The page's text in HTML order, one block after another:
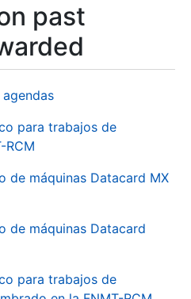
past
para trabajos de
RCM
de máquinas Datacard MX
de máquinas Datacard
para trabajos de